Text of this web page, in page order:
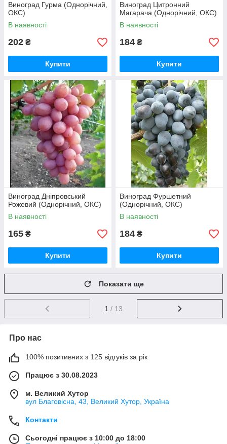
Виноград Гурма (Однорічний,
ОКС)
В наявності
202 ₴
Купити
Виноград Цитронний
Магарача (Однорічний, ОКС)
В наявності
184 ₴
Купити
Виноград Дніпровський
Рожевий (Однорічний, ОКС)
В наявності
165 ₴
Купити
Виноград Фуршетний
(Однорічний, ОКС)
В наявності
184 ₴
Купити
Показати ще
1 / 13
Про нас
100% позитивних з 125 відгуків за рік
Працює з 30.08.2023
м. Великий Хутор
вул Благовісна, 43, Великий Хутор, Україна
Контакти
Сьогодні працює з 10:00 до 18:00